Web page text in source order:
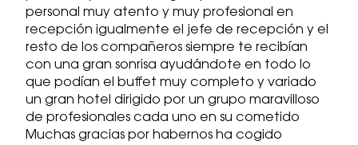
personal muy atento y muy profesional en
recepción igualmente el jefe de recepción y el
resto de los compañeros siempre te recibían
con una gran sonrisa ayudándote en todo lo
que podían el buffet muy completo y variado
un gran hotel dirigido por un grupo maravilloso
de profesionales cada uno en su cometido
Muchas gracias por habernos ha cogido